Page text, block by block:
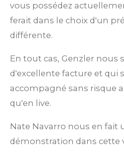
vous possédez
ferait dans le choix d'un
différente.
En tout cas, Genzler nous
d'excellente facture et qui
accompagné sans risque
qu'en live.
Nate Navarro nous en fait
démonstration dans cette